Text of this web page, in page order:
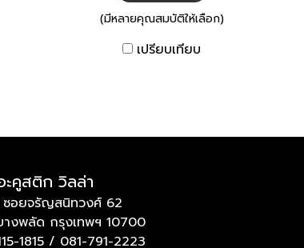
(มีหลายคุณสมบัติให้เลือก)
เปรียบเทียบ
ะคูสติก วิลล่า
ซอยจรัญสนิทวงศ์ 62
งพลัด กรุงเทพฯ 10700
1815 / 081-791-2223